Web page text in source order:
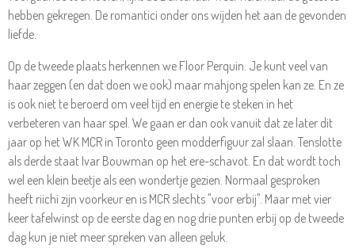
hebben gekregen. De romantici onder ons wijden het aan de gevonden
liefde.
Op de tweede plaats herkennen we Floor Perquin. Je kunt veel van
haar zeggen (en dat doen we ook) maar mahjong spelen kan ze. En ze
is ook niet te beroerd om veel tijd en energie te steken in het
verbeteren van haar spel. We gaan er dan ook vanuit dat ze later dit
jaar op het WK MCR in Toronto geen modderfiguur zal slaan. Tenslotte
als derde staat Ivar Bouwman op het ere-schavot. En dat wordt toch
wel een klein beetje als een wondertje gezien. Normaal gesproken
heeft riichi zijn voorkeur en is MCR slechts "voor erbij". Maar met vier
keer tafelwinst op de eerste dag en nog drie punten erbij op de tweede
dag kun je niet meer spreken van alleen geluk.